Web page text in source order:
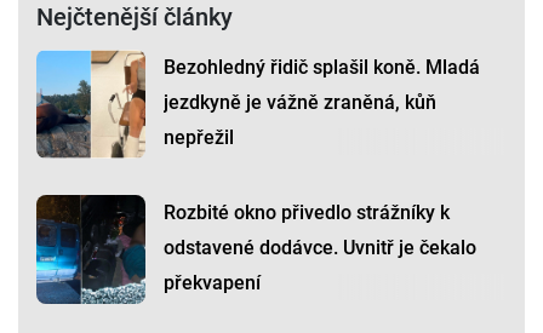
Nejčtenější články
Bezohledný řidič splašil koně. Mladá
jezdkyně je vážně zraněná, kůň
nepřežil
Rozbité okno přivedlo strážníky k
odstavené dodávce. Uvnitř je čekalo
překvapení